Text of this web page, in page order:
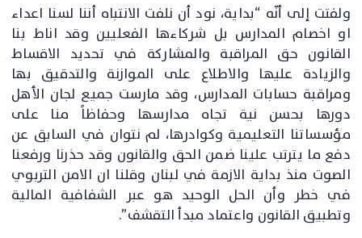
ولفتت إلى أنّه “بداية، نود أن نلفت الانتباه أننا لسنا اعداء
او اخصام المدارس بل شركاءها الفعليين وقد اناط بنا
القانون حق المراقبة والمشاركة في تحديد الاقساط
والزيادة عليها والاطلاع على الموازنة والتدقيق بها
ومراقبة حسابات المدارس، وقد مارست جميع لجان الأهل
دورها بحسن نية تجاه مدارسها وحفاظاً منا على
مؤسساتنا التعليمية وكوادرها، لم نتوان في السابق عن
دفع ما يترتب علينا ضمن الحق والقانون وقد حذرنا ورفعنا
الصوت منذ بداية الازمة في لبنان وقلنا ان الامن التربوي
في خطر وأن الحل الوحيد هو عبر الشفافية المالية
وتطبيق القانون واعتماد مبدأ التقشف”.